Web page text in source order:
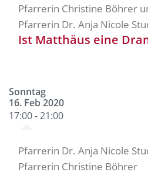
Pfarrerin Christine Böhrer
Pfarrerin Dr. Anja Nicole
Ist Matthäus eine
Sonntag
16. Feb 2020
17:00 - 21:00
Pfarrerin Dr. Anja Nicole
Pfarrerin Christine Böhrer